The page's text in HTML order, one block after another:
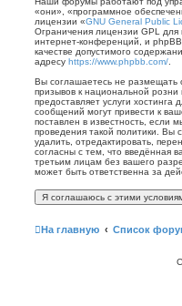
«они», «программное
лицензии «GNU General Public
Ограничения лицензии GPL для
интернет-конференций, и
качестве допустимого
адресу https://www.phpbb.com/
Вы соглашаетесь не размещать
призывов к национальной
предоставляет услуги
сообщений могут привести к
поставлен в известность, если
проведения такой политики.
удалить, отредактировать,
согласны с тем, что введённая
третьим лицам без вашего
может быть ответственна за
На главную Список